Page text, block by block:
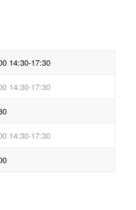
14:30-17:30
14:30-17:30
14:30-17:30